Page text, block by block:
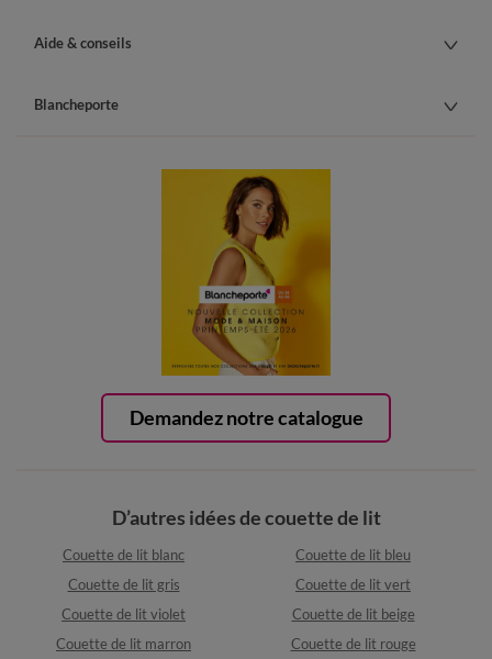
Demandez notre catalogue
Aide & conseils
Blancheporte
D’autres idées de couette de lit
Couette de lit blanc
Couette de lit bleu
Couette de lit gris
Couette de lit vert
Couette de lit violet
Couette de lit beige
Couette de lit marron
Couette de lit rouge